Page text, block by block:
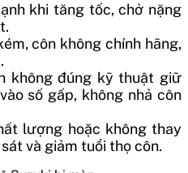
khi tăng tốc, chở nặng
côn không chính hãng,
không đúng kỹ thuật giữ
số gấp, không nhả côn
lượng hoặc không thay
và giảm tuổi thọ côn.